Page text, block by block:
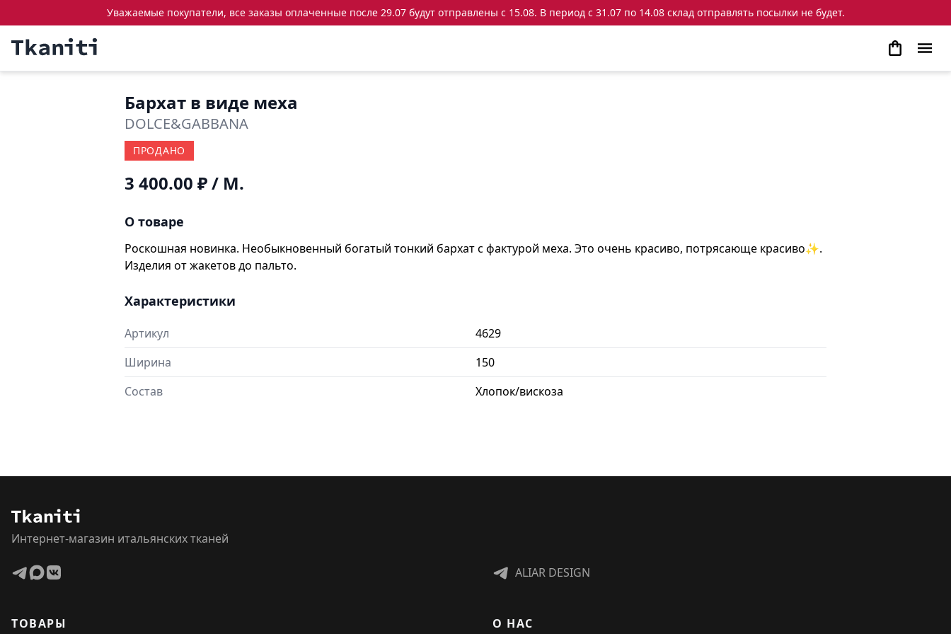
Уважаемые покупатели, все заказы оплаченные после 29.07 будут отправлены с 15.08. В период с 31.07 по 14.08 склад отправлять посылки не будет.
Бархат в виде меха
DOLCE&GABBANA
ПРОДАНО
3 400.00 ₽/ М.
О товаре
Роскошная новинка. Необыкновенный богатый тонкий бархат с фактурой меха. Это очень красиво, потрясающе красиво✨.
Изделия от жакетов до пальто.
Характеристики
Артикул
4629
Ширина
150
Состав
Хлопок/вискоза
Интернет-магазин итальянских тканей
ALIAR DESIGN
ТОВАРЫ О НАС